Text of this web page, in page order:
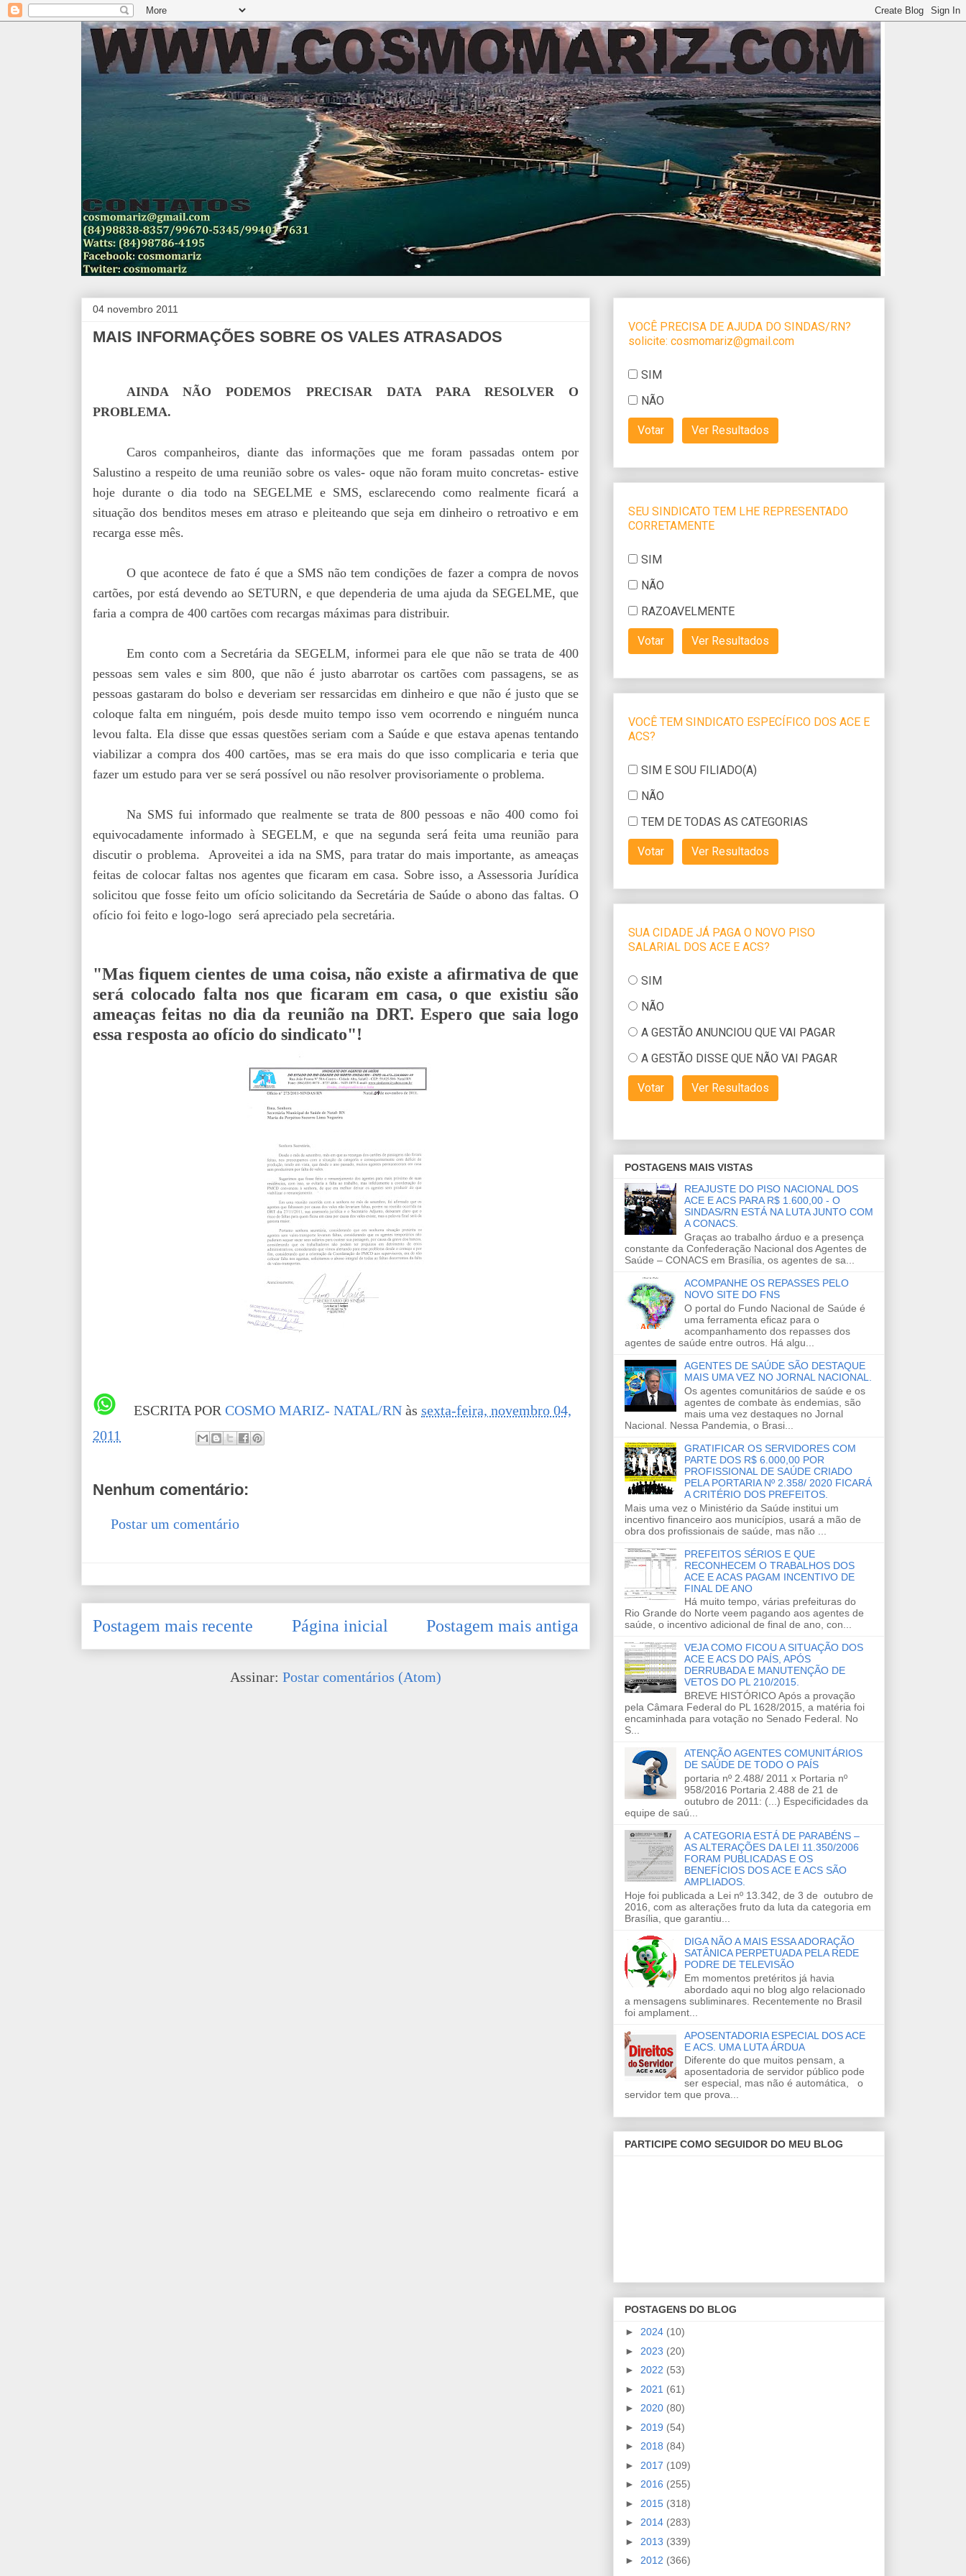
04 novembro 2011
MAIS INFORMAÇÕES SOBRE OS VALES ATRASADOS
AINDA NÃO PODEMOS PRECISAR DATA PARA RESOLVER O
PROBLEMA.
Caros companheiros, diante das informações que me foram passadas ontem por
Salustino a respeito de uma reunião sobre os vales- oque não foram muito concretas- estive
hoje durante o dia todo na SEGELME e SMS, esclarecendo como realmente ficará a
situação dos benditos meses em atraso e pleiteando que seja em dinheiro o retroativo e em
recarga esse mês.
O que acontece de fato é que a SMS não tem condições de fazer a compra de novos
cartões, por está devendo ao SETURN, e que dependeria de uma ajuda da SEGELME, que
faria a compra de 400 cartões com recargas máximas para distribuir.
Em conto com a Secretária da SEGELM, informei para ele que não se trata de 400
pessoas sem vales e sim 800, que não é justo abarrotar os cartões com passagens, se as
pessoas gastaram do bolso e deveriam ser ressarcidas em dinheiro e que não é justo que se
coloque falta em ninguém, pois desde muito tempo isso vem ocorrendo e ninguém nunca
levou falta. Ela disse que essas questões seriam com a Saúde e que estava apenas tentando
viabilizar a compra dos 400 cartões, mas se era mais do que isso complicaria e teria que
fazer um estudo para ver se será possível ou não resolver provisoriamente o problema.
Na SMS fui informado que realmente se trata de 800 pessoas e não 400 como foi
equivocadamente informado à SEGELM, e que na segunda será feita uma reunião para
discutir o problema. Aproveitei a ida na SMS, para tratar do mais importante, as ameaças
feitas de colocar faltas nos agentes que ficaram em casa. Sobre isso, a Assessoria Jurídica
solicitou que fosse feito um ofício solicitando da Secretária de Saúde o abono das faltas. O
ofício foi feito e logo-logo será apreciado pela secretária.
"Mas fiquem cientes de uma coisa, não existe a afirmativa de que
será colocado falta nos que ficaram em casa, o que existiu são
ameaças feitas no dia da reunião na DRT. Espero que saia logo
essa resposta ao ofício do sindicato"!
ESCRITA POR COSMO MARIZ- NATAL/RN às sexta-feira, novembro 04,
2011
Nenhum comentário:
Postar um comentário
Postagem mais recente Postagem mais antiga
Página inicial
Assinar: Postar comentários (Atom)
POSTAGENS MAIS VISTAS
REAJUSTE DO PISO NACIONAL DOS
ACE E ACS PARA R$ 1.600,00 - O
SINDAS/RN ESTÁ NA LUTA JUNTO COM
A CONACS.
Graças ao trabalho árduo e a presença
constante da Confederação Nacional dos Agentes de
Saúde – CONACS em Brasília, os agentes de sa...
ACOMPANHE OS REPASSES PELO
NOVO SITE DO FNS
O portal do Fundo Nacional de Saúde é
uma ferramenta eficaz para o
acompanhamento dos repasses dos
agentes de saúde entre outros. Há algu...
AGENTES DE SAÚDE SÃO DESTAQUE
MAIS UMA VEZ NO JORNAL NACIONAL.
Os agentes comunitários de saúde e os
agentes de combate às endemias, são
mais uma vez destaques no Jornal
Nacional. Nessa Pandemia, o Brasi...
GRATIFICAR OS SERVIDORES COM
PARTE DOS R$ 6.000,00 POR
PROFISSIONAL DE SAÚDE CRIADO
PELA PORTARIA Nº 2.358/ 2020 FICARÁ
A CRITÉRIO DOS PREFEITOS.
Mais uma vez o Ministério da Saúde institui um
incentivo financeiro aos municípios, usará a mão de
obra dos profissionais de saúde, mas não ...
PREFEITOS SÉRIOS E QUE
RECONHECEM O TRABALHOS DOS
ACE E ACAS PAGAM INCENTIVO DE
FINAL DE ANO
Há muito tempo, várias prefeituras do
Rio Grande do Norte veem pagando aos agentes de
saúde, o incentivo adicional de final de ano, con...
VEJA COMO FICOU A SITUAÇÃO DOS
ACE E ACS DO PAÍS, APÓS
DERRUBADA E MANUTENÇÃO DE
VETOS DO PL 210/2015.
BREVE HISTÓRICO Após a provação
pela Câmara Federal do PL 1628/2015, a matéria foi
encaminhada para votação no Senado Federal. No
S...
ATENÇÃO AGENTES COMUNITÁRIOS
DE SAÚDE DE TODO O PAÍS
portaria nº 2.488/ 2011 x Portaria nº
958/2016 Portaria 2.488 de 21 de
outubro de 2011: (...) Especificidades da
equipe de saú...
A CATEGORIA ESTÁ DE PARABÉNS –
AS ALTERAÇÕES DA LEI 11.350/2006
FORAM PUBLICADAS E OS
BENEFÍCIOS DOS ACE E ACS SÃO
AMPLIADOS.
Hoje foi publicada a Lei nº 13.342, de 3 de outubro de
2016, com as alterações fruto da luta da categoria em
Brasília, que garantiu...
DIGA NÃO A MAIS ESSA ADORAÇÃO
SATÂNICA PERPETUADA PELA REDE
PODRE DE TELEVISÃO
Em momentos pretéritos já havia
abordado aqui no blog algo relacionado
a mensagens subliminares. Recentemente no Brasil
foi amplament...
APOSENTADORIA ESPECIAL DOS ACE
E ACS. UMA LUTA ÁRDUA
Diferente do que muitos pensam, a
aposentadoria de servidor público pode
ser especial, mas não é automática, o
servidor tem que prova...
PARTICIPE COMO SEGUIDOR DO MEU BLOG
POSTAGENS DO BLOG
► 2024 (10)
► 2023 (20)
► 2022 (53)
► 2021 (61)
► 2020 (80)
► 2019 (54)
► 2018 (84)
► 2017 (109)
► 2016 (255)
► 2015 (318)
► 2014 (283)
► 2013 (339)
► 2012 (366)